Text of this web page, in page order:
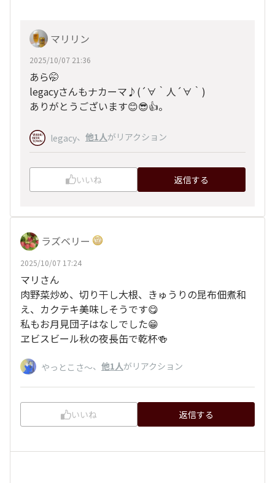
マリリン
2025/10/07 21:36
あら🤭
legacyさんもナカーマ♪( ´∀｀ 人 ´∀｀ )
ありがとうございます😊😎👍。
legacy、 他1人がリアクション
いいね 返信する
ラズベリー
2025/10/07 17:24
マリさん
肉野菜炒め、切り干し大根、きゅうりの昆布佃煮和
え、カクテキ美味しそうです😋
私もお月見団子はなしでした😁
ヱビスビール秋の夜長缶で乾杯🍻
やっとこさ～、 他1人がリアクション
いいね 返信する